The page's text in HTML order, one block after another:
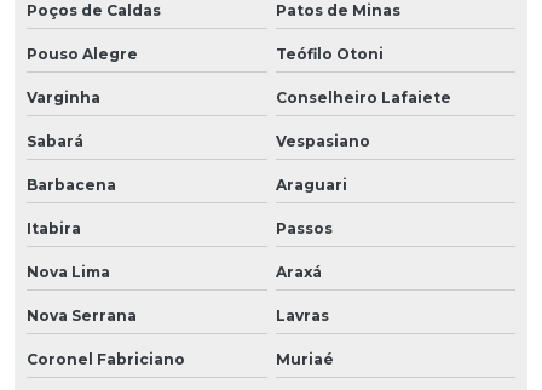
Poços de Caldas Patos de Minas
Pouso Alegre Teófilo Otoni
Varginha Conselheiro Lafaiete
Sabará Vespasiano
Barbacena Araguari
Itabira Passos
Nova Lima Araxá
Nova Serrana Lavras
Coronel Fabriciano Muriaé